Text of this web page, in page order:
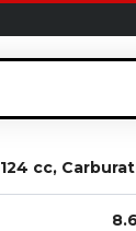
124 cc,